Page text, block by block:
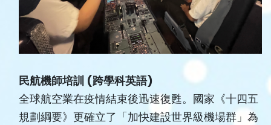
民航機師培訓 (跨學科英語)
全球航空業在疫情結束後迅速復甦。國家《十四五
規劃綱要》更確立了「加快建設世界級機場群」為